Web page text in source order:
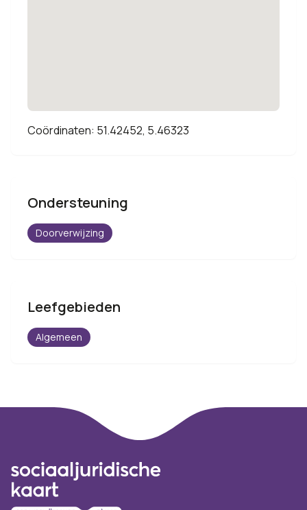
Coördinaten: 51.42452, 5.46323
Ondersteuning
Doorverwijzing
Leefgebieden
Algemeen